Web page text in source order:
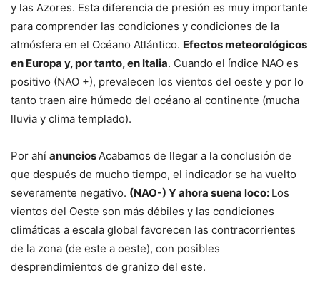
y las Azores. Esta diferencia de presión es muy importante
para comprender las condiciones y condiciones de la
atmósfera en el Océano Atlántico. Efectos meteorológicos
en Europa y, por tanto, en Italia. Cuando el índice NAO es
positivo (NAO +), prevalecen los vientos del oeste y por lo
tanto traen aire húmedo del océano al continente (mucha
lluvia y clima templado).
Por ahí anunciosAcabamos de llegar a la conclusión de
que después de mucho tiempo, el indicador se ha vuelto
severamente negativo. (NAO-) Y ahora suena loco: Los
vientos del Oeste son más débiles y las condiciones
climáticas a escala global favorecen las contracorrientes
de la zona (de este a oeste), con posibles
desprendimientos de granizo del este.